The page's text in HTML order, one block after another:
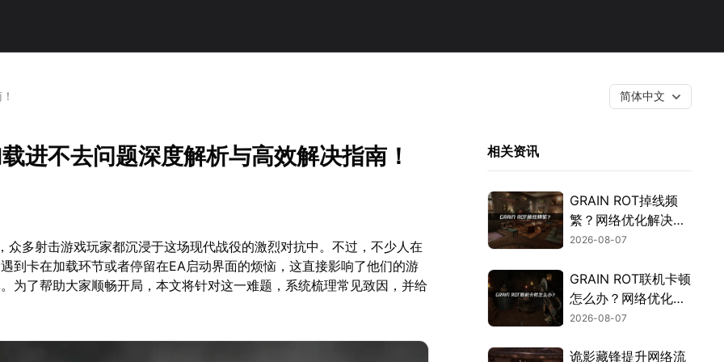
简体中文
进不去问题深度解析与高效解决指南！
众多射击游戏玩家都沉浸于这场现代战役的激烈对抗中。不过，不少人在
到卡在加载环节或者停留在EA启动界面的烦恼，这直接影响了他们的游
为了帮助大家顺畅开局，本文将针对这一难题，系统梳理常见致因，并给
相关资讯
GRAIN ROT掉线频
繁？网络优化解决指
南！
2026-08-07
GRAIN ROT联机卡顿
怎么办？网络优化解
决方案！
2026-08-07
诡影藏锋提升网络流